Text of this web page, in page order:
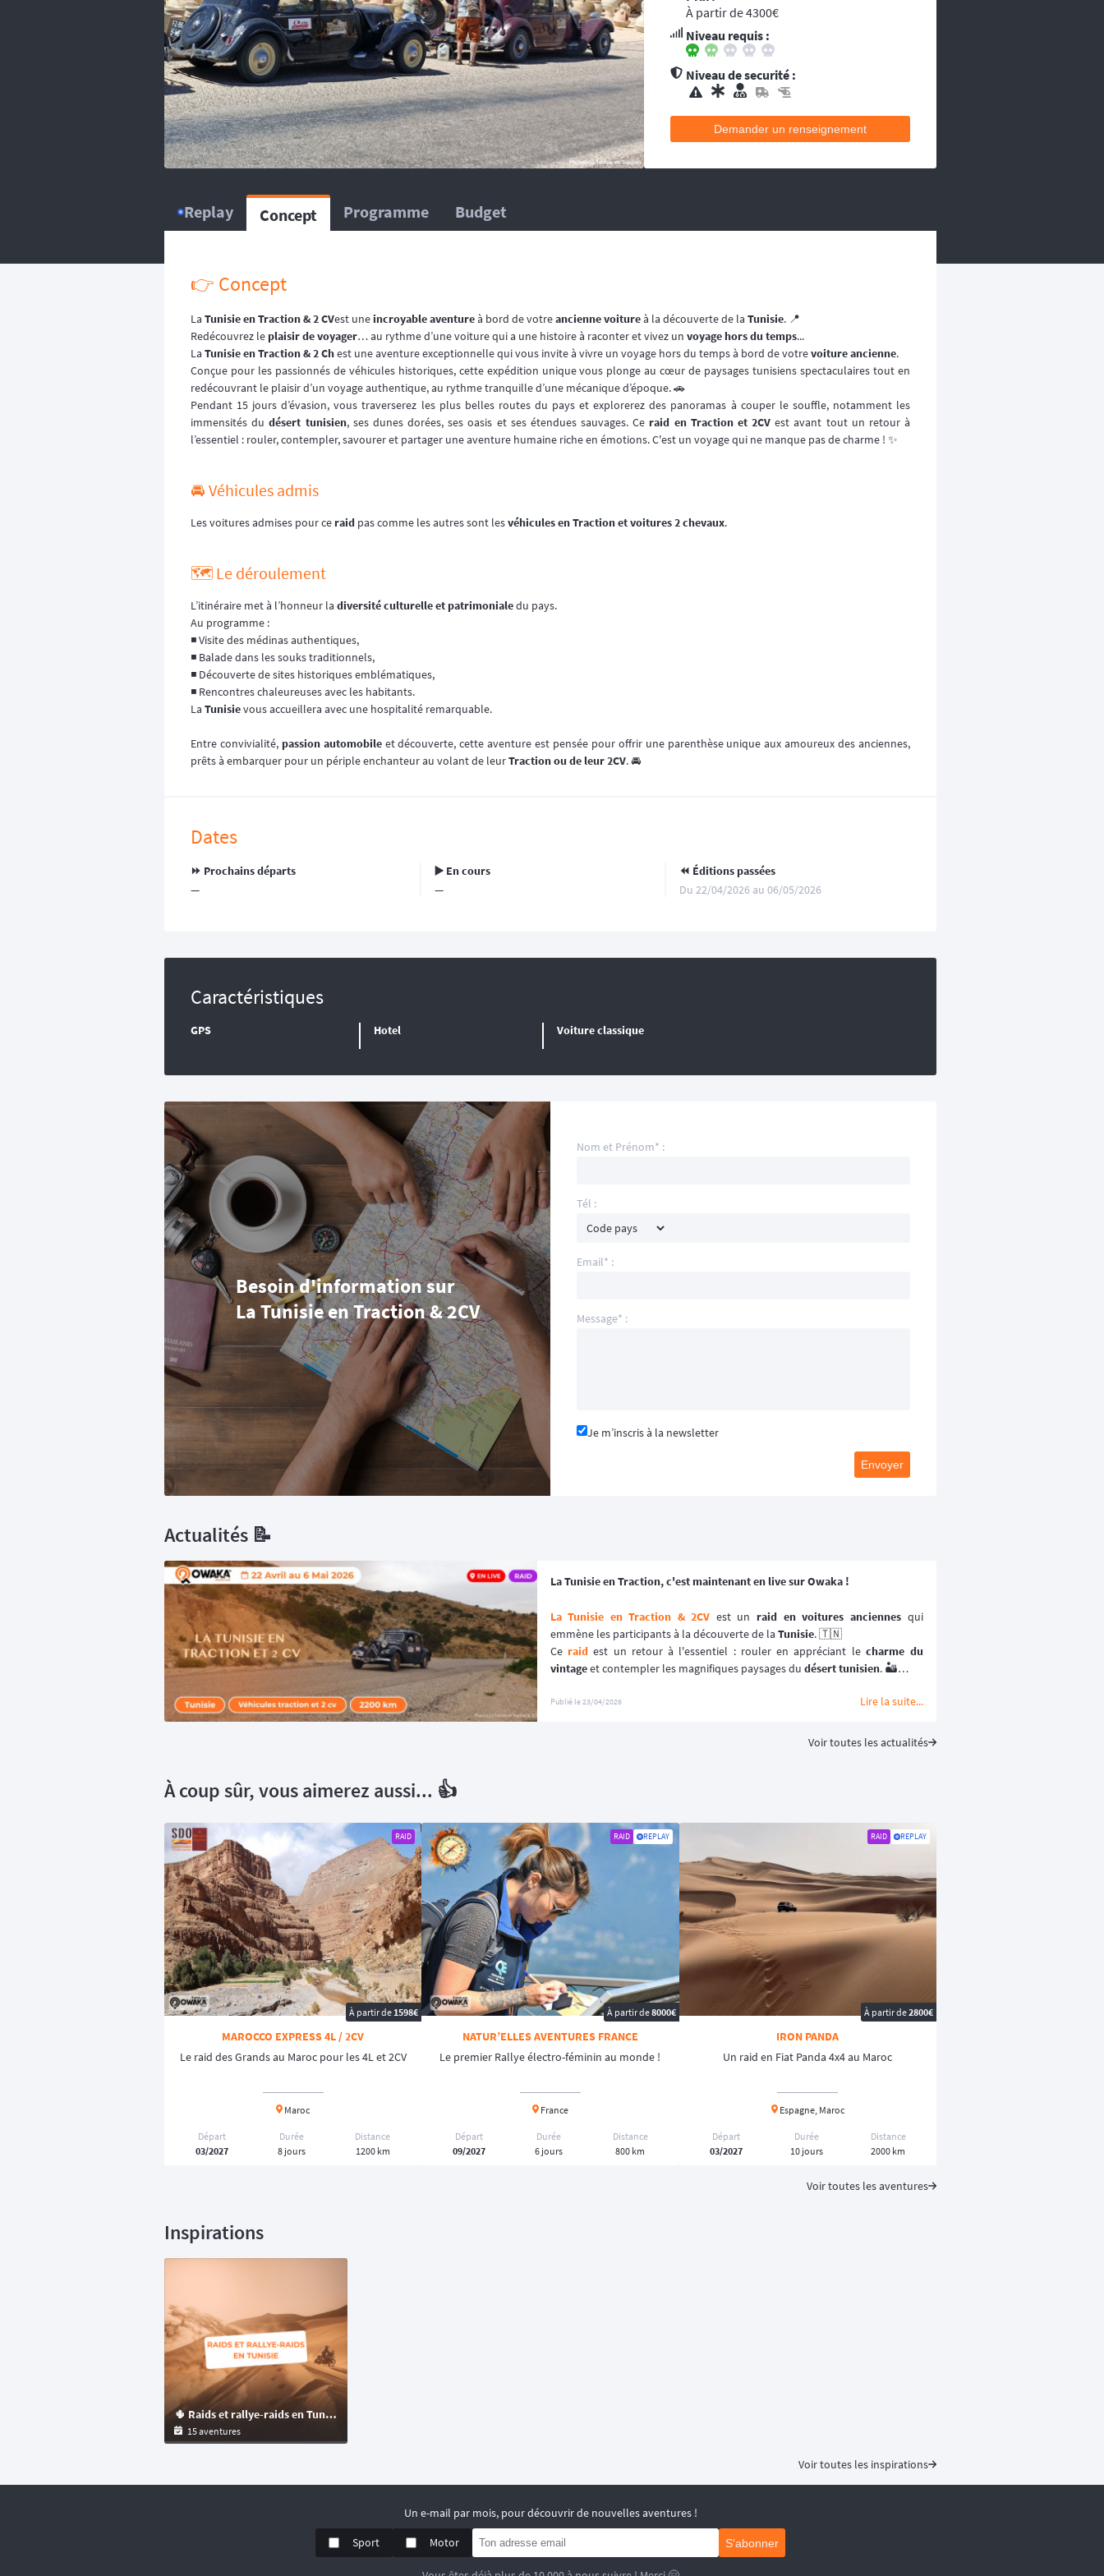
À partir de 4300€
Niveau requis :
Niveau de securité :
L’organisation dispose d’au moins une ambulance et/ou véhicule médicalisé à poste ainsi que des médecins et équipes médicales qui se
répartissent sur le circuit, ou suivent la progression de la course.
L’organisation dispose d’hélicoptère(s), d’ambulance, d’équipes médicales à poste ainsi que des médecins et équipes médicales qui se
répartissent sur le circuit, ou suivent la progression de la course.
Demander un renseignement
Replay Concept Programme Budget
👉 Concept
La Tunisie en Traction & 2 CVest uneincroyable aventureà bord de votreancienne voitureà la découverte de la Tunisie. 📍
Redécouvrez le plaisir de voyager… au rythme d’une voiture qui a une histoire à raconter et vivez un voyage hors du temps...
La Tunisie en Traction & 2 Chest une aventure exceptionnelle qui vous invite à vivre un voyage hors du temps à bord de votrevoiture ancienne.
Conçue pour les passionnés de véhicules historiques, cette expédition unique vous plonge au cœur de paysages tunisiens spectaculaires tout en
redécouvrant le plaisir d’un voyage authentique, au rythme tranquille d’une mécanique d’époque. 🚗
Pendant 15 jours d’évasion, vous traverserez les plus belles routes du pays et explorerez des panoramas à couper le souffle, notamment les
immensités dudésert tunisien, ses dunes dorées, ses oasis et ses étendues sauvages. Ce raid en Traction et 2CV est avant tout un retour à
l’essentiel : rouler, contempler, savourer et partager une aventure humaine riche en émotions. C'est un voyage qui ne manque pas de charme ! ✨
🚘️ Véhicules admis
Les voitures admises pour ce raid pas comme les autres sont lesvéhicules en Traction et voitures 2 chevaux.
🗺️ Le déroulement
L’itinéraire met à l’honneur la diversité culturelle et patrimonialedu pays.
Au programme :
◾️ Visite des médinas authentiques,
◾️ Balade dans les souks traditionnels,
◾️ Découverte de sites historiques emblématiques,
◾️ Rencontres chaleureuses avec les habitants.
La Tunisievous accueillera avec une hospitalité remarquable.
Entre convivialité, passion automobileet découverte, cette aventure est pensée pour offrir une parenthèse unique aux amoureux des anciennes,
prêts à embarquer pour un périple enchanteur au volant de leurTraction ou de leur 2CV. 🚘
Dates
⏩️ Prochains départs
—
▶️ En cours
—
⏪️ Éditions passées
Du 22/04/2026 au 06/05/2026
Caractéristiques
GPS Hotel Voiture classique
Besoin d'information sur
La Tunisie en Traction & 2CV
Nom et Prénom* :
Tél :
Email* :
Message* :
Je m’inscris à la newsletter
Envoyer
Actualités 📝
La Tunisie en Traction, c'est maintenant en live sur Owaka !
La Tunisie en Traction & 2CV est un raid en voitures anciennes qui
emmène les participants à la découverte de la Tunisie. 🇹🇳
Ce raid est un retour à l'essentiel : rouler en appréciant le charme du
vintage et contempler les magnifiques paysages du désert tunisien. 🏜️
Publié le23/04/2026 Lire la suite...
Voir toutes les actualités
À coup sûr, vous aimerez aussi... 👍
RAID
À partir de1598€
MAROCCO EXPRESS 4L / 2CV
Le raid des Grands au Maroc pour les 4L et 2CV
Maroc
Départ
03/2027
Durée
8 jours
Distance
1200 km
RAID REPLAY
À partir de8000€
NATUR’ELLES AVENTURES FRANCE
Le premier Rallye électro-féminin au monde !
France
Départ
09/2027
Durée
6 jours
Distance
800 km
RAID REPLAY
À partir de2800€
IRON PANDA
Un raid en Fiat Panda 4x4 au Maroc
Espagne, Maroc
Départ
03/2027
Durée
10 jours
Distance
2000 km
Voir toutes les aventures
Inspirations
🌵 Raids et rallye-raids en Tunisie
15 aventures
Voir toutes les inspirations
Un e-mail par mois, pour découvrir de nouvelles aventures !
Sport
Motor S'abonner